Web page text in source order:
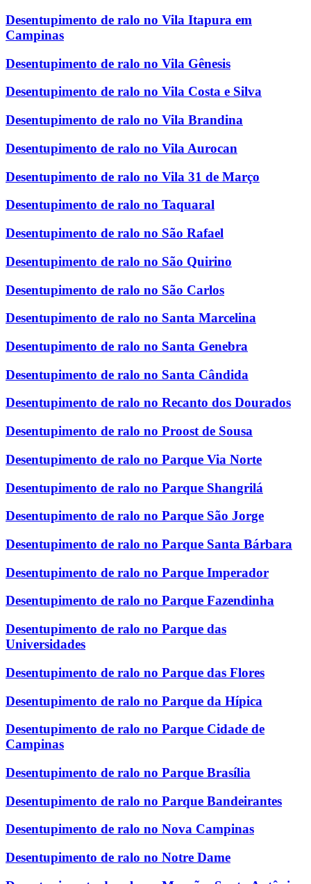
Desentupimento de ralo no Vila Itapura em
Campinas
Desentupimento de ralo no Vila Gênesis
Desentupimento de ralo no Vila Costa e Silva
Desentupimento de ralo no Vila Brandina
Desentupimento de ralo no Vila Aurocan
Desentupimento de ralo no Vila 31 de Março
Desentupimento de ralo no Taquaral
Desentupimento de ralo no São Rafael
Desentupimento de ralo no São Quirino
Desentupimento de ralo no São Carlos
Desentupimento de ralo no Santa Marcelina
Desentupimento de ralo no Santa Genebra
Desentupimento de ralo no Santa Cândida
Desentupimento de ralo no Recanto dos Dourados
Desentupimento de ralo no Proost de Sousa
Desentupimento de ralo no Parque Via Norte
Desentupimento de ralo no Parque Shangrilá
Desentupimento de ralo no Parque São Jorge
Desentupimento de ralo no Parque Santa Bárbara
Desentupimento de ralo no Parque Imperador
Desentupimento de ralo no Parque Fazendinha
Desentupimento de ralo no Parque das
Universidades
Desentupimento de ralo no Parque das Flores
Desentupimento de ralo no Parque da Hípica
Desentupimento de ralo no Parque Cidade de
Campinas
Desentupimento de ralo no Parque Brasília
Desentupimento de ralo no Parque Bandeirantes
Desentupimento de ralo no Nova Campinas
Desentupimento de ralo no Notre Dame